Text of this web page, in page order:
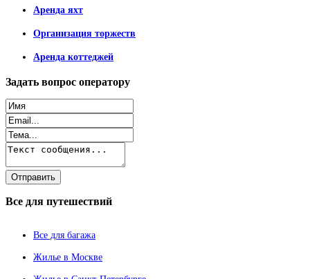
Аренда яхт
Организация торжеств
Аренда коттеджей
Задать вопрос оператору
Все для путешествий
Все для багажа
Жилье в Москве